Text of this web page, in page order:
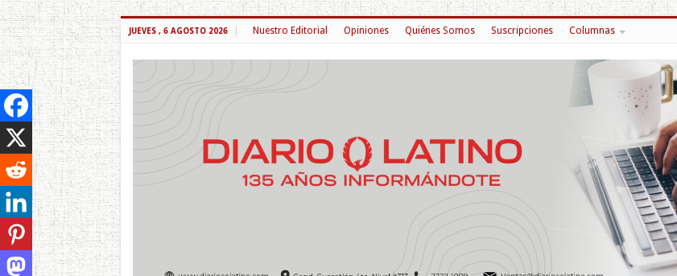
JUEVES , 6 AGOSTO 2026 Nuestro Editorial Opiniones Quiénes Somos Suscripciones Columnas